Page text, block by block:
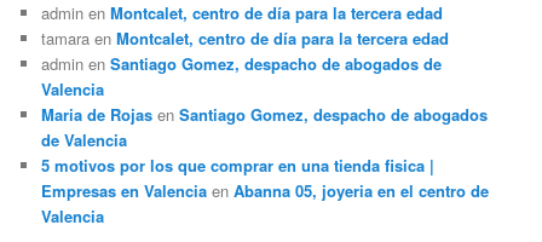
admin enMontcalet, centro de día para la tercera edad
tamara enMontcalet, centro de día para la tercera edad
admin enSantiago Gomez, despacho de abogados de
Valencia
Maria de Rojas enSantiago Gomez, despacho de abogados
de Valencia
5 motivos por los que comprar en una tienda fisica |
Empresas en Valencia enAbanna 05, joyeria en el centro de
Valencia